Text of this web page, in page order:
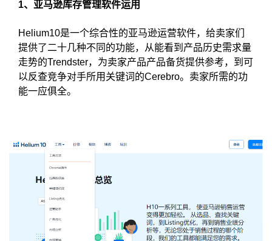
1、亚马逊库存管理软件运用
Helium10是一个综合性的亚马逊运营软件，给卖家们
提供了二十几种不同的功能，从能看到产品历史需求量
走势的Trendster，为卖家产品产品备货提供参考，到可
以反查竞争对手所用关键词的Cerebro。卖家所需的功
能一应俱全。